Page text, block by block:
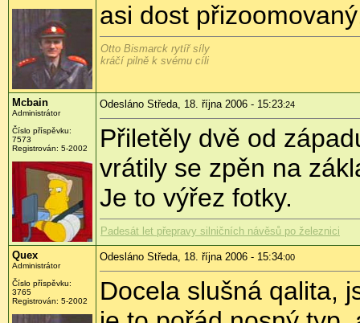
asi dost
Otto Bismarck rytíř síly
kráčí pilně k svému cíli
Mcbain
Administrátor
Číslo příspěvku:
7573
Registrován: 5-2002
Odesláno Středa, 18. října 2006 - 15:23:24
Přiletěly dvě od
vrátily se zpěn na
Je to výřez fotky.
Padesát let přepravy silničních návěsů po železnici
Quex
Administrátor
Číslo příspěvku:
3765
Registrován: 5-2002
Odesláno Středa, 18. října 2006 - 15:34:00
Docela slušná qalita,